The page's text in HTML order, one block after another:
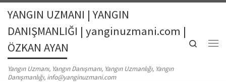
Skip to content
YANGIN UZMANI | YANGIN
DANIŞMANLIĞI | yanginuzmani.com |
ÖZKAN AYAN
Yangın Uzmanı, Yangın Danışmanı, Yangın Uzmanlığı, Yangın
Danışmanlığı, info@yanginuzmani.com
Search